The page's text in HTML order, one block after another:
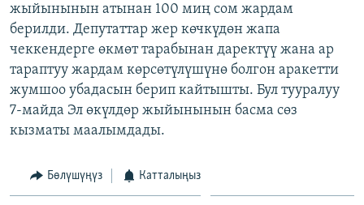
ЫҢГАЙСЫЗ СУРООЛОР
ЭЕ/АРнун бардык сайттары
жыйынынын атынан 100 миң сом жардам
берилди. Депутаттар жер көчкүдөн жапа
чеккендерге өкмөт тарабынан даректүү жана ар
тараптуу жардам көрсөтүлүшүнө болгон аракетти
жумшоо убадасын берип кайтышты. Бул тууралуу
7-майда Эл өкүлдөр жыйынынын басма сөз
кызматы маалымдады.
Бөлүшүңүз Катталыңыз